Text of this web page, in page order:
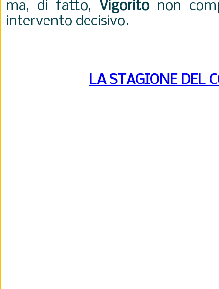
ma, di fatto, Vigorito non
intervento decisivo.
LA STAGIONE DEL